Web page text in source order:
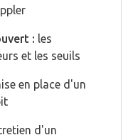
: les
et les seuils
en place d'un
d'un